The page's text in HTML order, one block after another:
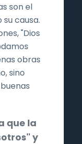
son el
causa.
"Dios
obras
sino
que la
y